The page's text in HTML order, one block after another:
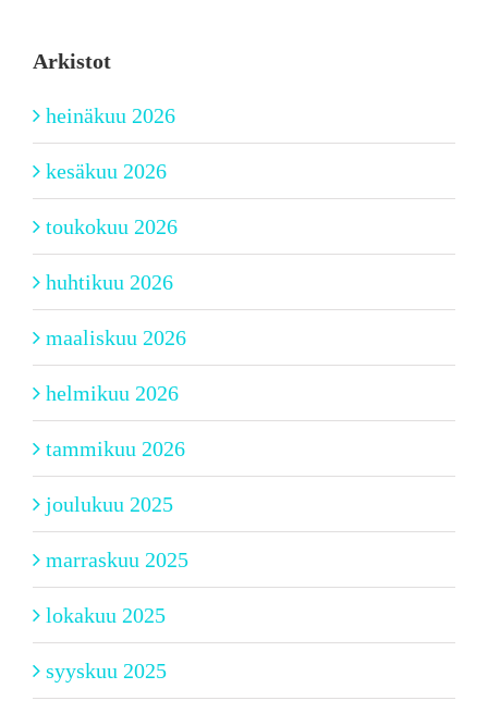
Arkistot
heinäkuu 2026
kesäkuu 2026
toukokuu 2026
huhtikuu 2026
maaliskuu 2026
helmikuu 2026
tammikuu 2026
joulukuu 2025
marraskuu 2025
lokakuu 2025
syyskuu 2025